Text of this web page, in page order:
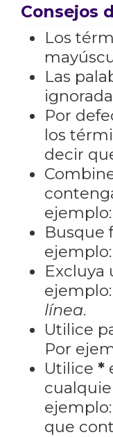
Consejos
Los
Las
Por
los
decir
ejemplo:
Busque
ejemplo:
ejemplo:
línea.
Utilice
Por
Utilice *
ejemplo:
que